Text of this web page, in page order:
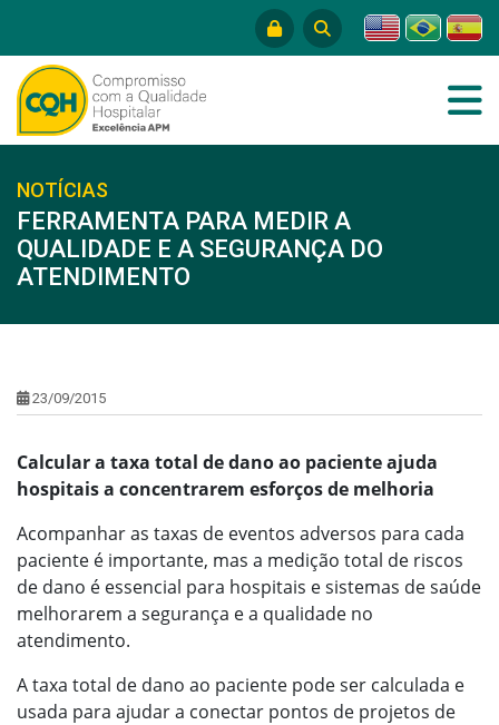
NOTÍCIAS
FERRAMENTA PARA MEDIR A
QUALIDADE E A SEGURANÇA DO
ATENDIMENTO
23/09/2015
Calcular a taxa total de dano ao paciente ajuda
hospitais a concentrarem esforços de melhoria
Acompanhar as taxas de eventos adversos para cada
paciente é importante, mas a medição total de riscos
de dano é essencial para hospitais e sistemas de saúde
melhorarem a segurança e a qualidade no
atendimento.
A taxa total de dano ao paciente pode ser calculada e
usada para ajudar a conectar pontos de projetos de